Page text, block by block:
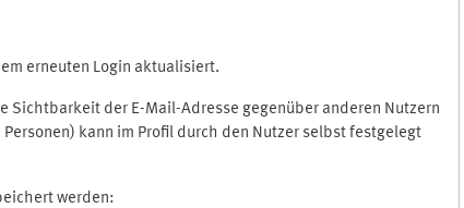
erneuten Login aktualisiert.
der E-Mail-Adresse gegenüber anderen Nutzern
kann im Profil durch den Nutzer selbst festgelegt
werden: